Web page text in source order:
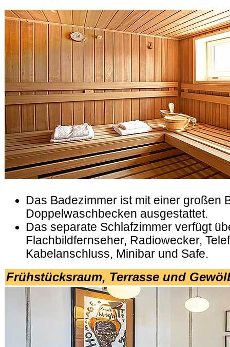
Das Badezimmer ist mit einer großen
Doppelwaschbecken ausgestattet.
Das separate Schlafzimmer verfügt
Flachbildfernseher, Radiowecker,
Kabelanschluss, Minibar und Safe.
Frühstücksraum, Terrasse und